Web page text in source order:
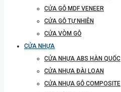
CỬA GỖ MDF VENEER
CỬA GỖ TỰ NHIÊN
CỬA VÒM GỖ
CỬA NHỰA
CỬA NHỰA ABS HÀN QUỐC
CỬA NHỰA ĐÀI LOAN
CỬA NHỰA GỖ COMPOSITE